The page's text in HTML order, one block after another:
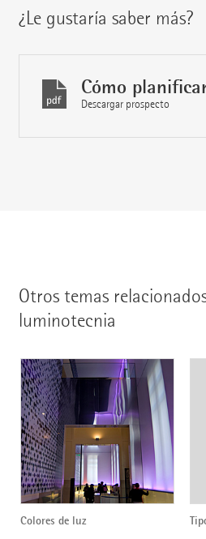
¿Le gustaría saber más?
Cómo
Descargar prospecto
Otros temas
luminotecnia
Colores de luz